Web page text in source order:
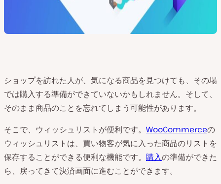
ショップを訪れた人が、気になる商品を見つけても、その場
では購入する準備ができていないかもしれません。そして、
そのまま商品のことを忘れてしまう可能性があります。
そこで、ウィッシュリストが便利です。 WooCommerceの
ウィッシュリストは、買い物客が気に入った商品のリストを
保存することができる便利な機能です。 購入の準備ができた
ら、戻ってきて決済画面に進むことができます。